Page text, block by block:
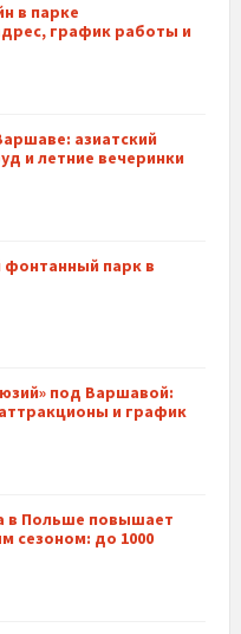
в парке
график работы и
азиатский
и летние вечеринки
парк в
под Варшавой:
и график
в Польше повышает
сезоном: до 1000